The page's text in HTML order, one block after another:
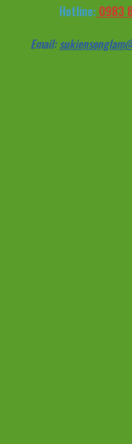
Hotline:0983
Email: